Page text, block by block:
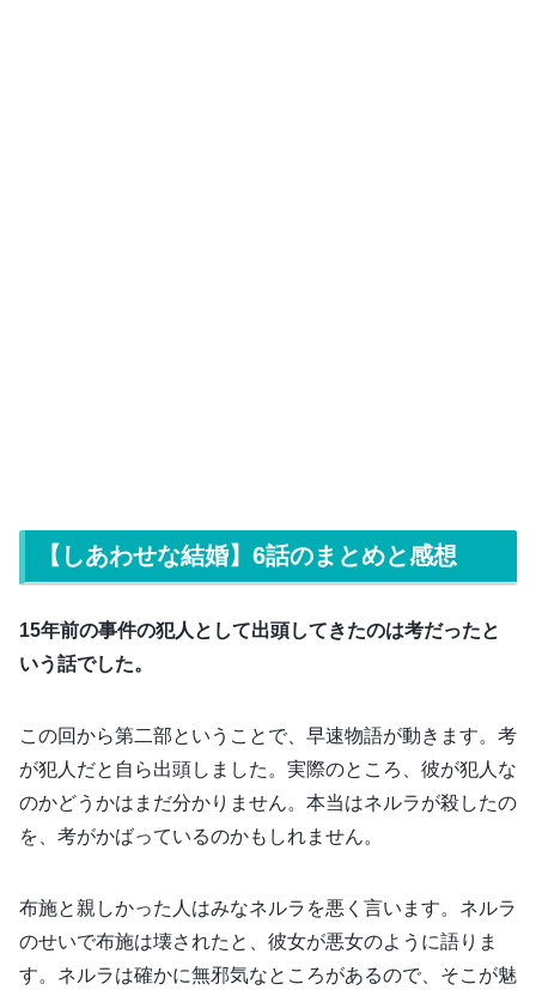
【しあわせな結婚】6話のまとめと感想
15年前の事件の犯人として出頭してきたのは考だったと
いう話でした。
この回から第二部ということで、早速物語が動きます。考
が犯人だと自ら出頭しました。実際のところ、彼が犯人な
のかどうかはまだ分かりません。本当はネルラが殺したの
を、考がかばっているのかもしれません。
布施と親しかった人はみなネルラを悪く言います。ネルラ
のせいで布施は壊されたと、彼女が悪女のように語りま
す。ネルラは確かに無邪気なところがあるので、そこが魅